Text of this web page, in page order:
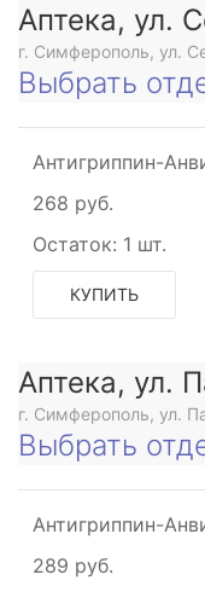
Аптека, ул.
г. Симферополь, ул.
Выбрать
Антигриппин-
268 руб.
Остаток: 1 шт.
КУПИТЬ
Аптека, ул.
г. Симферополь, ул.
Выбрать
Антигриппин-
289 руб.